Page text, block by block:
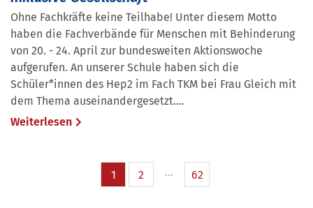
Ohne Fachkräfte keine Teilhabe! Unter diesem Motto
haben die Fachverbände für Menschen mit Behinderung
von 20. - 24. April zur bundesweiten Aktionswoche
aufgerufen. An unserer Schule haben sich die
Schüler*innen des Hep2 im Fach TKM bei Frau Gleich mit
dem Thema auseinandergesetzt....
Weiterlesen
1 2 62